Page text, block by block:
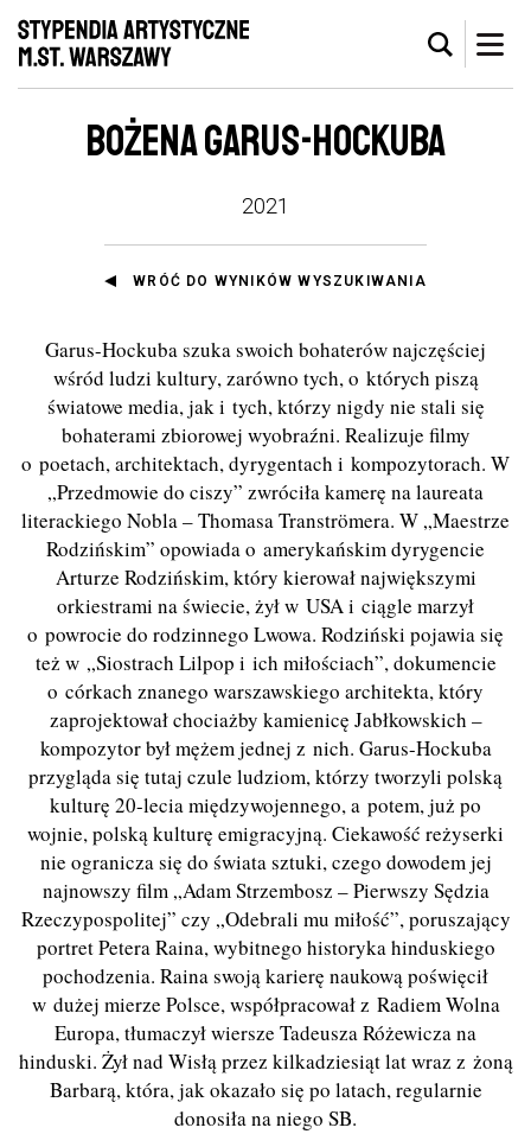
BOŻENA GARUS-HOCKUBA
2021
WRÓĆ DO WYNIKÓW WYSZUKIWANIA
Garus-Hockuba szuka swoich bohaterów najczęściej
wśród ludzi kultury, zarówno tych, o których piszą
światowe media, jak i tych, którzy nigdy nie stali się
bohaterami zbiorowej wyobraźni. Realizuje filmy
o poetach, architektach, dyrygentach i kompozytorach. W
„Przedmowie do ciszy” zwróciła kamerę na laureata
literackiego Nobla – Thomasa Tranströmera. W „Maestrze
Rodzińskim” opowiada o amerykańskim dyrygencie
Arturze Rodzińskim, który kierował największymi
orkiestrami na świecie, żył w USA i ciągle marzył
o powrocie do rodzinnego Lwowa. Rodziński pojawia się
też w „Siostrach Lilpop i ich miłościach”, dokumencie
o córkach znanego warszawskiego architekta, który
zaprojektował chociażby kamienicę Jabłkowskich –
kompozytor był mężem jednej z nich. Garus-Hockuba
przygląda się tutaj czule ludziom, którzy tworzyli polską
kulturę 20-lecia międzywojennego, a potem, już po
wojnie, polską kulturę emigracyjną. Ciekawość reżyserki
nie ogranicza się do świata sztuki, czego dowodem jej
najnowszy film „Adam Strzembosz – Pierwszy Sędzia
Rzeczypospolitej” czy „Odebrali mu miłość”, poruszający
portret Petera Raina, wybitnego historyka hinduskiego
pochodzenia. Raina swoją karierę naukową poświęcił
w dużej mierze Polsce, współpracował z Radiem Wolna
Europa, tłumaczył wiersze Tadeusza Różewicza na
hinduski. Żył nad Wisłą przez kilkadziesiąt lat wraz z żoną
Barbarą, która, jak okazało się po latach, regularnie
donosiła na niego SB.